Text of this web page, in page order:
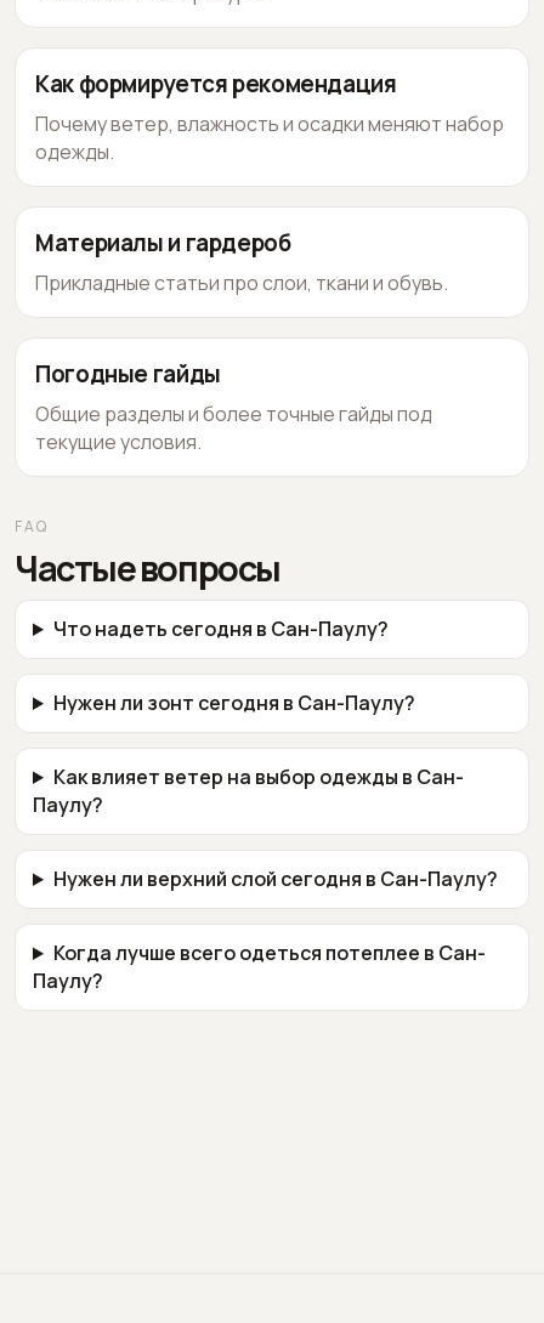
Как формируется рекомендация
Почему ветер, влажность и осадки меняют набор
одежды.
Материалы и гардероб
Прикладные статьи про слои, ткани и обувь.
Погодные гайды
Общие разделы и более точные гайды под
текущие условия.
FAQ
Частые вопросы
Что надеть сегодня в Сан-Паулу?
Нужен ли зонт сегодня в Сан-Паулу?
Как влияет ветер на выбор одежды в Сан-
Паулу?
Нужен ли верхний слой сегодня в Сан-Паулу?
Когда лучше всего одеться потеплее в Сан-
Паулу?